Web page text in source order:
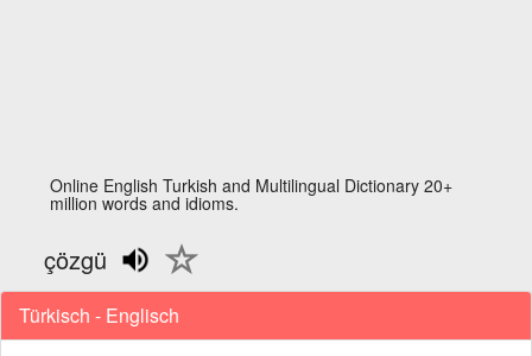
Online English Turkish and Multilingual Dictionary 20+
million words and idioms.
çözgü
Türkisch - Englisch